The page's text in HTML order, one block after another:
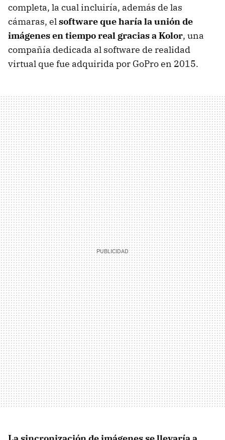
completa, la cual incluiría, además de las
cámaras, elsoftware que haría la unión de
imágenes en tiempo real gracias a Kolor, una
compañía dedicada al software de realidad
virtual que fue adquirida por GoPro en 2015.